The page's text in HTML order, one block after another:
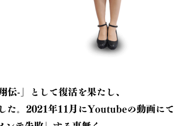
-」として復活を果たし、
た。2021年11月にYoutubeの動画にて